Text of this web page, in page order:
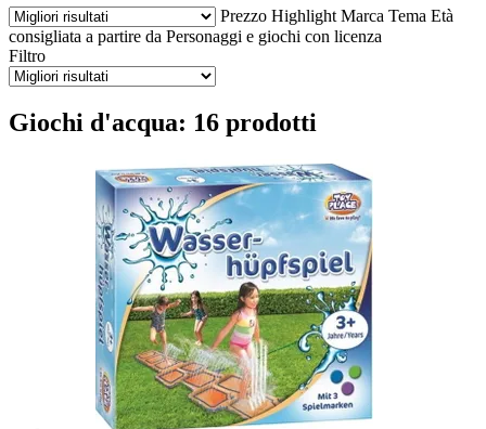
Prezzo Highlight Marca Tema Età
consigliata a partire da Personaggi e giochi con licenza
Filtro
Giochi d'acqua: 16 prodotti